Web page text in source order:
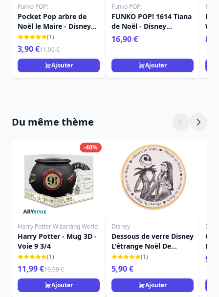
Funko POP!
Pocket Pop arbre de
Noël le Maire - Disney
L'étrange Noël De
Monsieur Jack
(1)
3,90 €11,90 €
Ajouter
Funko POP!
FUNKO POP! 1614 Tiana
de Noël - Disney
Princess
16,90 €
Ajouter
Du même thème
-40%
Harry Potter Wizarding World
Harry Potter - Mug 3D -
Voie 9 3/4
(1)
11,99 €19,99 €
Ajouter
Disney
Dessous de verre Disney
L'étrange Noël De
Monsieur Jack
(1)
5,90 €
Ajouter